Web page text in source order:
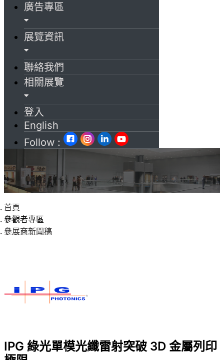
廣告專區
展覽資訊
聯絡我們
相關展覽
登入
English
Follow :
首頁
參觀者專區
參展商新聞稿
IPG 綠光單模光纖雷射突破 3D 金屬列印